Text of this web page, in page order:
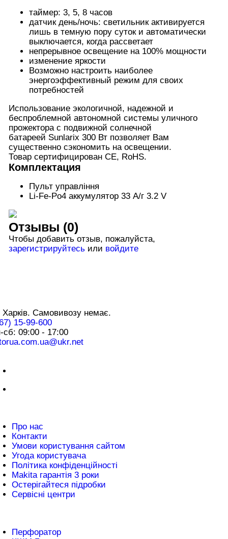
таймер: 3, 5, 8 часов
датчик день/ночь: светильник активируется
лишь в темную пору суток и автоматически
выключается, когда рассветает
непрерывное освещение на 100% мощности
изменение яркости
Возможно настроить наиболее
энергоэффективный режим для своих
потребностей
Использование экологичной, надежной и
беспроблемной автономной системы уличного
прожектора с подвижной солнечной
батареей Sunlarix 300 Вт позволяет Вам
существенно сэкономить на освещении.
Товар сертифицирован CE, RoHS.
Комплектация
Пульт управління
Li-Fe-Po4 аккумулятор 33 А/г 3.2 V
Отзывы (0)
Чтобы добавить отзыв, пожалуйста,
зарегистрируйтесьили войдите
Самовивозу немає.
15-99-600
сб: 09:00 - 17:00
Про нас
Контакти
Умови користування сайтом
Угода користувача
Політика конфіденційності
Makita гарантія 3 роки
Остерігайтеся підробки
Сервісні центри
Перфоратор